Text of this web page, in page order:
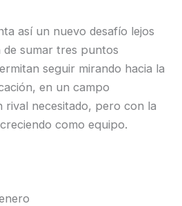
así un nuevo desafío lejos
de sumar tres puntos
seguir mirando hacia la
en un campo
rival necesitado, pero con la
como equipo.